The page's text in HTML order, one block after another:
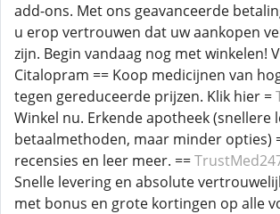
add-ons. Met ons geavanceerde
u erop vertrouwen dat uw aankopen
zijn. Begin vandaag nog met winkelen!
Citalopram == Koop medicijnen van
tegen gereduceerde prijzen. Klik hier =
Winkel nu. Erkende apotheek (snellere
betaalmethoden, maar minder opties)
recensies en leer meer. ==
Snelle levering en absolute
met bonus en grote kortingen op alle